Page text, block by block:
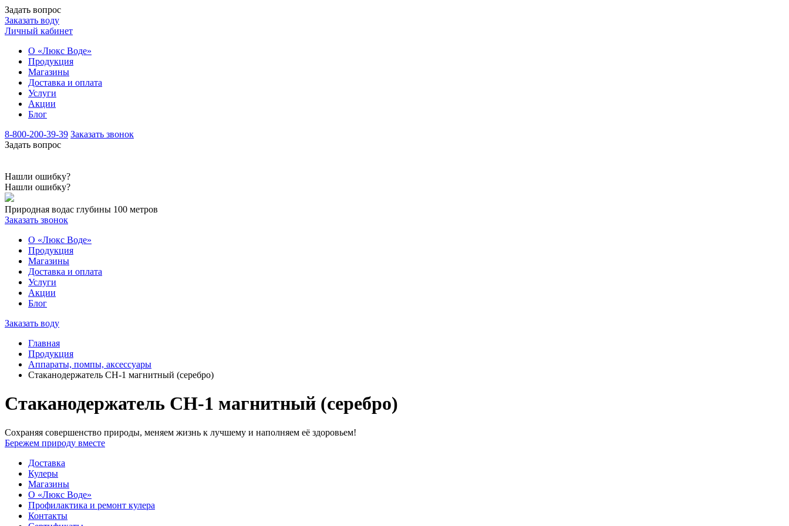
Задать вопрос
Заказать воду
Личный кабинет
О «Люкс Воде»
Продукция
Магазины
Доставка и оплата
Услуги
Акции
Блог
8-800-200-39-39 Заказать звонок
Задать вопрос
Нашли ошибку?
Нашли ошибку?
Природная водас глубины 100 метров
Заказать звонок
О «Люкс Воде»
Продукция
Магазины
Доставка и оплата
Услуги
Акции
Блог
Заказать воду
Главная
Продукция
Аппараты, помпы, аксессуары
Стаканодержатель СH-1 магнитный (серебро)
Стаканодержатель СH-1 магнитный (серебро)
Сохраняя совершенство природы, меняем жизнь к лучшему и наполняем её здоровьем!
Бережем природу вместе
Доставка
Кулеры
Магазины
О «Люкс Воде»
Профилактика и ремонт кулера
Контакты